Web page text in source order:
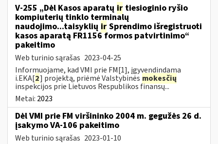
V-255 „Dėl Kasos aparatų ir tiesioginio ryšio
kompiuterių tinklo terminalų
naudojimo...taisyklių ir Sprendimo išregistruoti
kasos aparatą FR1156 formos patvirtinimo“
pakeitimo
Web turinio sąrašas 2023-04-25
Informuojame, kad VMI prie FM[1], įgyvendindama
i.EKA[2] projektą, priėmė Valstybinės mokesčių
inspekcijos prie Lietuvos Respublikos finansų...
Metai: 2023
Dėl VMI prie FM viršininko 2004 m. gegužės 26 d.
įsakymo VA-106 pakeitimo
Web turinio sąrašas 2023-01-10